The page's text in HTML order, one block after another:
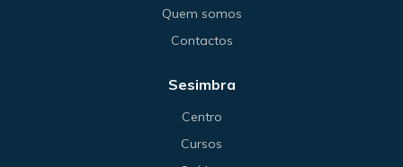
Quem somos
Contactos
Sesimbra
Centro
Cursos